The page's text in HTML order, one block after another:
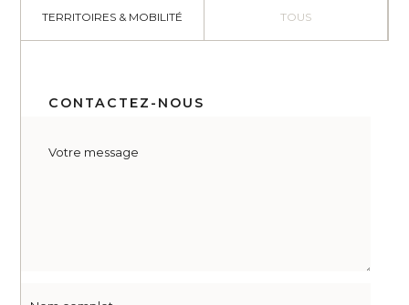
TERRITOIRES & MOBILITÉ TOUS
CONTACTEZ-NOUS